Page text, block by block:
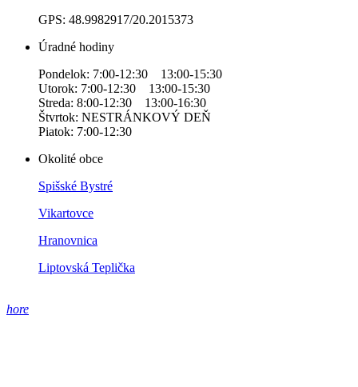
GPS: 48.9982917/20.2015373
Úradné hodiny
Pondelok: 7:00-12:30 13:00-15:30
Utorok: 7:00-12:30 13:00-15:30
Streda: 8:00-12:30 13:00-16:30
Štvrtok: NESTRÁNKOVÝ DEŇ
Piatok: 7:00-12:30
Okolité obce
Spišské Bystré
Vikartovce
Hranovnica
Liptovská Teplička
hore